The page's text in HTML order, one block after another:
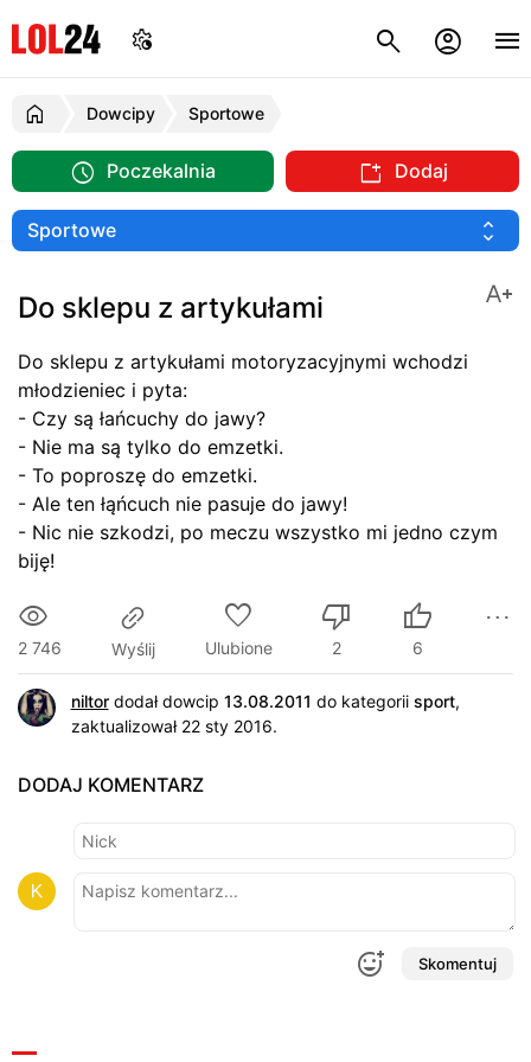
Dowcipy Sportowe
Poczekalnia Dodaj
Do sklepu z artykułami
Do sklepu z artykułami motoryzacyjnymi wchodzi
młodzieniec i pyta:
- Czy są łańcuchy do jawy?
- Nie ma są tylko do emzetki.
- To poproszę do emzetki.
- Ale ten łąńcuch nie pasuje do jawy!
- Nic nie szkodzi, po meczu wszystko mi jedno czym
biję!
2 746 Wyślij Ulubione 2 6
niltordodał dowcip 13.08.2011 do kategorii sport,
zaktualizował 22 sty 2016.
DODAJ KOMENTARZ
Skomentuj